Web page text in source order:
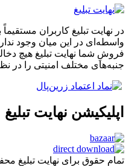
در نهایت تبلیغ کاربران
واسطه‌ای در این میان وجود
فروشِ شما نهایت تبلیغ هیچ
جنبه‌های مختلف امنیتی را در
اپلیکیشن نهایت تبلیغ
تمام حقوق برای نهایت تبلیغ